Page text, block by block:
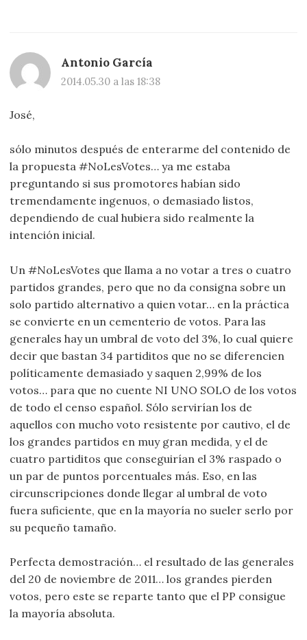
Antonio García
2014.05.30 a las 18:38
José,
sólo minutos después de enterarme del contenido de
la propuesta #NoLesVotes… ya me estaba
preguntando si sus promotores habían sido
tremendamente ingenuos, o demasiado listos,
dependiendo de cual hubiera sido realmente la
intención inicial.
Un #NoLesVotes que llama a no votar a tres o cuatro
partidos grandes, pero que no da consigna sobre un
solo partido alternativo a quien votar… en la práctica
se convierte en un cementerio de votos. Para las
generales hay un umbral de voto del 3%, lo cual quiere
decir que bastan 34 partiditos que no se diferencien
políticamente demasiado y saquen 2,99% de los
votos… para que no cuente NI UNO SOLO de los votos
de todo el censo español. Sólo servirían los de
aquellos con mucho voto resistente por cautivo, el de
los grandes partidos en muy gran medida, y el de
cuatro partiditos que conseguirían el 3% raspado o
un par de puntos porcentuales más. Eso, en las
circunscripciones donde llegar al umbral de voto
fuera suficiente, que en la mayoría no sueler serlo por
su pequeño tamaño.
Perfecta demostración… el resultado de las generales
del 20 de noviembre de 2011… los grandes pierden
votos, pero este se reparte tanto que el PP consigue
la mayoría absoluta.